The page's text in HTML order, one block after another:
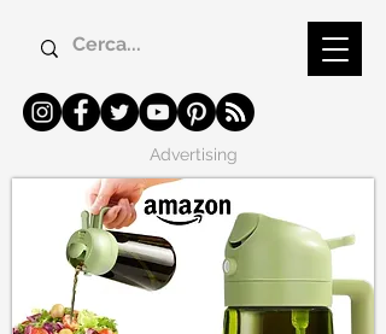
Advertising